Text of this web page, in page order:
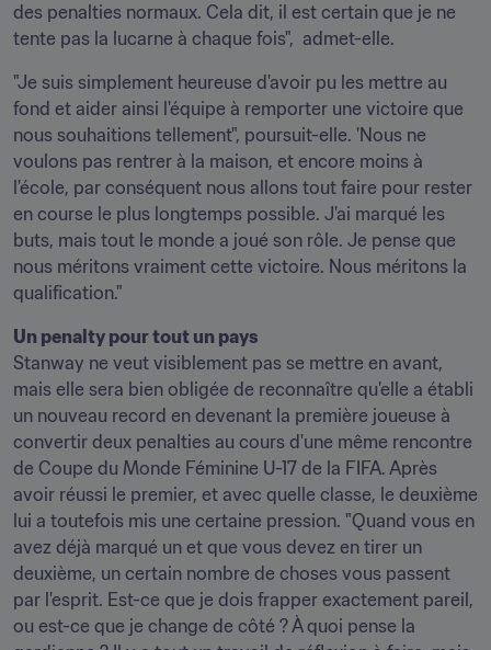
des penalties normaux. Cela dit, il est certain que je ne
tente pas la lucarne à chaque fois",  admet-elle.
"Je suis simplement heureuse d'avoir pu les mettre au
fond et aider ainsi l'équipe à remporter une victoire que
nous souhaitions tellement", poursuit-elle. 'Nous ne
voulons pas rentrer à la maison, et encore moins à
l'école, par conséquent nous allons tout faire pour rester
en course le plus longtemps possible. J'ai marqué les
buts, mais tout le monde a joué son rôle. Je pense que
nous méritons vraiment cette victoire. Nous méritons la
qualification."
Un penalty pour tout un pays
Stanway ne veut visiblement pas se mettre en avant,
mais elle sera bien obligée de reconnaître qu'elle a établi
un nouveau record en devenant la première joueuse à
convertir deux penalties au cours d'une même rencontre
de Coupe du Monde Féminine U-17 de la FIFA. Après
avoir réussi le premier, et avec quelle classe, le deuxième
lui a toutefois mis une certaine pression. "Quand vous en
avez déjà marqué un et que vous devez en tirer un
deuxième, un certain nombre de choses vous passent
par l'esprit. Est-ce que je dois frapper exactement pareil,
ou est-ce que je change de côté ? À quoi pense la